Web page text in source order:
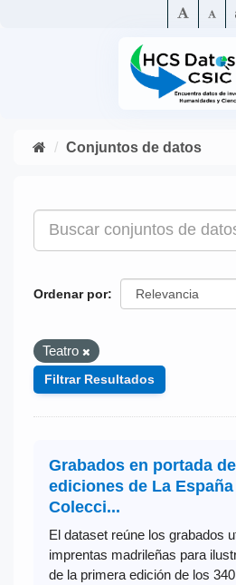
Conjuntos de datos
Ordenar por
Teatro
Filtrar Resultados
Grabados en portada
ediciones de La
Colecci...
El dataset reúne los grabados
imprentas madrileñas para
de la primera edición de los